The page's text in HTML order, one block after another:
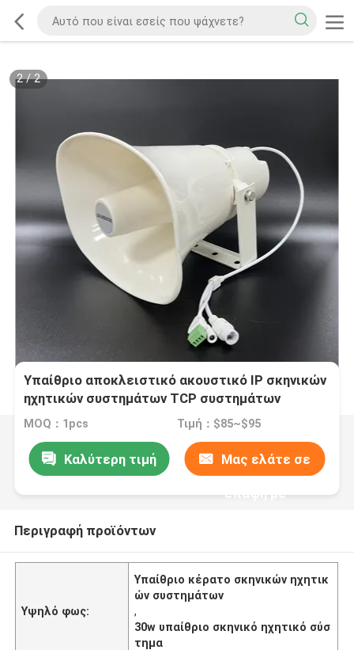
2/2
Υπαίθριο αποκλειστικό ακουστικό IP σκηνικών
ηχητικών συστημάτων TCP συστημάτων
κέρατων 30w
MOQ：1pcs Τιμή：$85~$95
Καλύτερη τιμή Μας ελάτε σε
επαφή με
Περιγραφή προϊόντων
Υψηλό φως:
Υπαίθριο κέρατο σκηνικών ηχητικ
ών συστημάτων
,
30w υπαίθριο σκηνικό ηχητικό σύσ
τημα